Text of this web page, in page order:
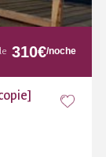
310€/noche